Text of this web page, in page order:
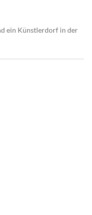
ein Künstlerdorf in der